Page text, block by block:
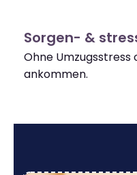
Sorgen- &
Ohne Umzugsstress
ankommen.